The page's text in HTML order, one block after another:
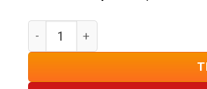
Đèn Ốp Trần Gỗ Trang Trí Phòng